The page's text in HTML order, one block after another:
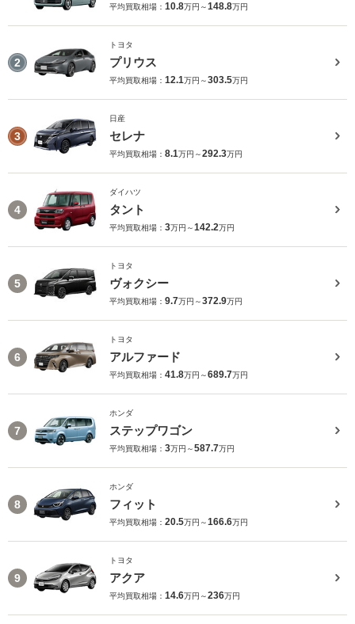
平均買取相場： 10.8万円～148.8万円
2
トヨタ
プリウス
平均買取相場： 12.1万円～303.5万円
3
日産
セレナ
平均買取相場： 8.1万円～292.3万円
4
ダイハツ
タント
平均買取相場： 3万円～142.2万円
5
トヨタ
ヴォクシー
平均買取相場： 9.7万円～372.9万円
6
トヨタ
アルファード
平均買取相場： 41.8万円～689.7万円
7
ホンダ
ステップワゴン
平均買取相場： 3万円～587.7万円
8
ホンダ
フィット
平均買取相場： 20.5万円～166.6万円
9
トヨタ
アクア
平均買取相場： 14.6万円～236万円